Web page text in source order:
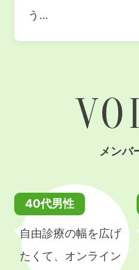
う...
メンバ
40代男性
自由診療の幅を広げ
たくて、オンライン